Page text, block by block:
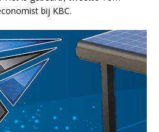
bij KBC.